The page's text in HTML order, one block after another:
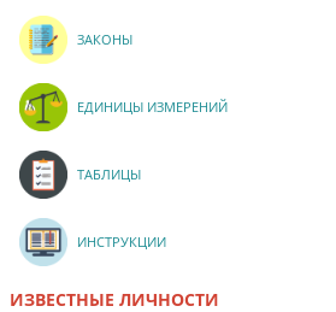
ЗАКОНЫ
ЕДИНИЦЫ ИЗМЕРЕНИЙ
ТАБЛИЦЫ
ИНСТРУКЦИИ
ИЗВЕСТНЫЕ ЛИЧНОСТИ